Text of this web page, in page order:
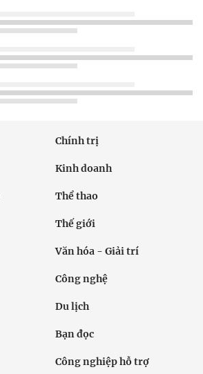
Chính trị
Kinh doanh
Thể thao
Thế giới
Văn hóa - Giải trí
Công nghệ
Du lịch
Bạn đọc
Công nghiệp hỗ trợ